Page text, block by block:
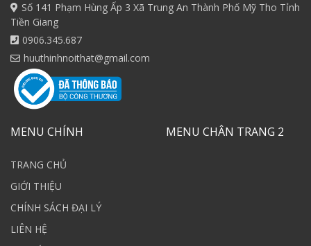
Số 141 Phạm Hùng Ấp 3 Xã Trung An Thành Phố Mỹ Tho Tỉnh
Tiền Giang
0906.345.687
huuthinhnoithat@gmail.com
MENU CHÍNH
TRANG CHỦ
GIỚI THIỆU
CHÍNH SÁCH ĐẠI LÝ
LIÊN HỆ
MENU CHÂN TRANG 2